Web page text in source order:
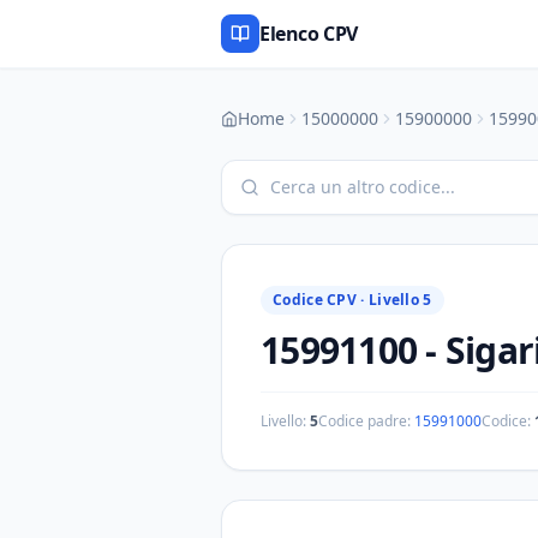
Elenco CPV
Home 15000000 15900000
Codice CPV · Livello 5
15991100-
Livello:5Codice padre: 15991000Codice: